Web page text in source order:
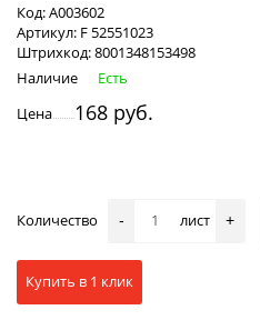
Код:А003602
Артикул: F 52551023
Штрихкод:8001348153498
Наличие
Есть
Цена
168 руб.
Количество - лист +
Купить в 1 клик